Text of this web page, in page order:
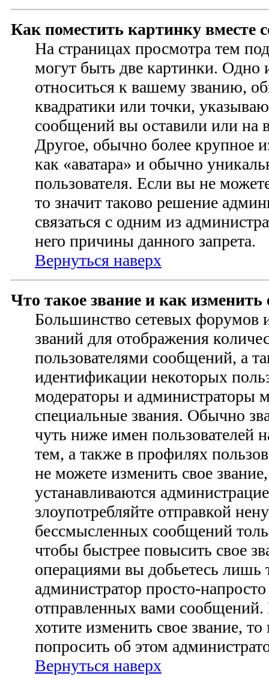
Как поместить картинку вместе
На страницах просмотра тем
могут быть две картинки. Одно
относиться к вашему званию,
квадратики или точки,
сообщений вы оставили или на
Другое, обычно более крупное
как «аватара» и обычно
пользователя. Если вы не
то значит таково решение
связаться с одним из
него причины данного запрета.
Вернуться наверх
Что такое звание и как изменить
Большинство сетевых форумов
званий для отображения
пользователями сообщений, а
идентификации некоторых
модераторы и администраторы
специальные звания. Обычно
чуть ниже имен пользователей
тем, а также в профилях
не можете изменить свое
устанавливаются
злоупотребляйте отправкой
бессмысленных сообщений
чтобы быстрее повысить свое
операциями вы добьетесь лишь
администратор просто-
отправленных вами
хотите изменить свое звание,
попросить об этом
Вернуться наверх